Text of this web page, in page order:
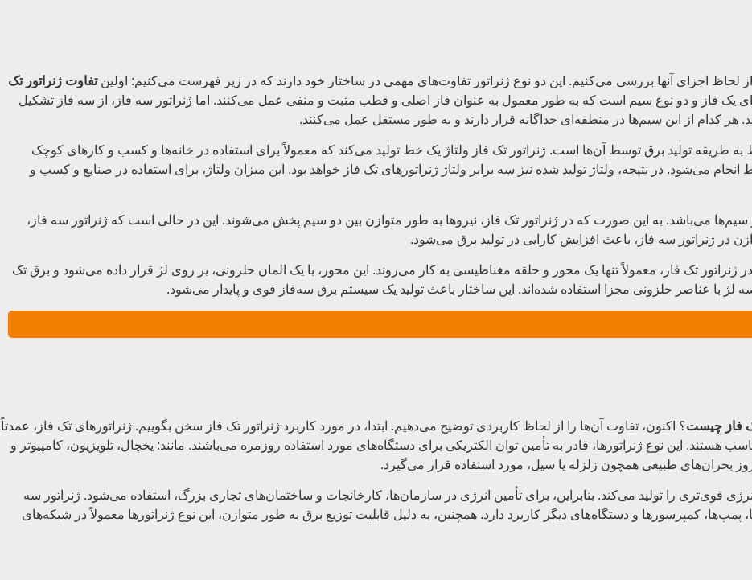
لحاظ اجزای آنها بررسی می‌کنیم. این دو نوع ژنراتور تفاوت‌های مهمی در ساختار خود دارند که در زیر فهرست می‌کنیم: اولینتفاوت ژنراتور تک
یک فاز و دو نوع سیم است که به طور معمول به عنوان فاز اصلی و قطب مثبت و منفی عمل می‌کنند. اما ژنراتور سه فاز، از سه فاز تشکیل
طریقه تولید برق توسط آن‌ها است. ژنراتور تک فاز ولتاژ یک خط تولید می‌کند که معمولاً برای استفاده در خانه‌ها و کسب و کارهای کوچک
می‌شود. در نتیجه، ولتاژ تولید شده نیز سه برابر ولتاژ ژنراتورهای تک فاز خواهد بود. این میزان ولتاژ، برای استفاده در صنایع و کسب و
سیم‌ها می‌باشد. به این صورت که در ژنراتور تک فاز، نیروها به طور متوازن بین دو سیم پخش می‌شوند. این در حالی است که ژنراتور سه فاز،
در ژنراتور سه فاز، باعث افزایش کارایی در تولید برق می‌شود.
تک فاز، معمولاً تنها یک محور و حلقه مغناطیسی به کار می‌روند. این محور، با یک المان حلزونی، بر روی لژ قرار داده می‌شود و برق تک
لژ با عناصر حلزونی مجزا استفاده شده‌اند. این ساختار باعث تولید یک سیستم برق سه‌فاز قوی و پایدار می‌شود.
فاز چیست؟ اکنون، تفاوت آن‌ها را از لحاظ کاربردی توضیح می‌دهیم. ابتدا، در مورد کاربرد ژنراتور تک فاز سخن بگوییم. ژنراتورهای تک فاز، عمدتاً
این نوع ژنراتورها، قادر به تأمین توان الکتریکی برای دستگاه‌های مورد استفاده روزمره می‌باشند. مانند: یخچال، تلویزیون، کامپیوتر و
بحران‌های طبیعی همچون زلزله یا سیل، مورد استفاده قرار می‌گیرد.
قوی‌تری را تولید می‌کند. بنابراین، برای تأمین انرژی در سازمان‌ها، کارخانجات و ساختمان‌های تجاری بزرگ، استفاده می‌شود. ژنراتور سه
کمپرسورها و دستگاه‌های دیگر کاربرد دارد. همچنین، به دلیل قابلیت توزیع برق به طور متوازن، این نوع ژنراتورها معمولاً در شبکه‌های